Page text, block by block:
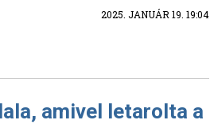
2025. JANUÁR 19. 19:04
amivel letarolta a